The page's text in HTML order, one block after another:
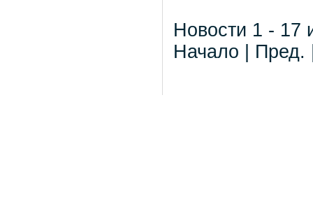
Новости 1 - 17
Начало |